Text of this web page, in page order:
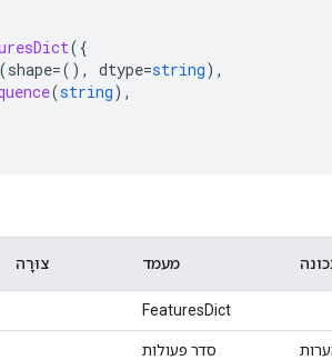
({
(shape=(), dtype=string),
(string),
מעמד צוּרָה
FeaturesDict
סדר פעולות